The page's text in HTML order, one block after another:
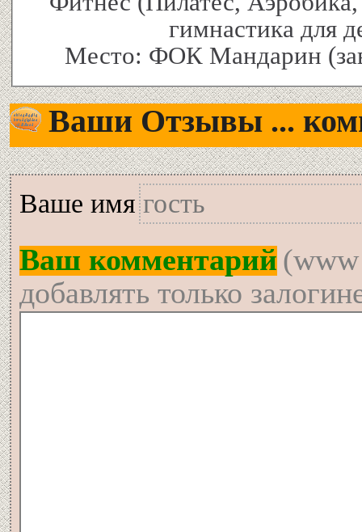
гимнастика для
Ваши Отзывы ...
Вашe имя
Ваш комментарий
добавлять только